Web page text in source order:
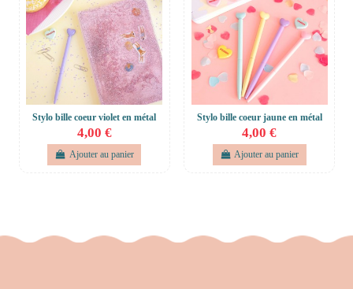
Stylo bille coeur violet en métal
4,00 €
Ajouter au panier
Stylo bille coeur jaune en métal
4,00 €
Ajouter au panier